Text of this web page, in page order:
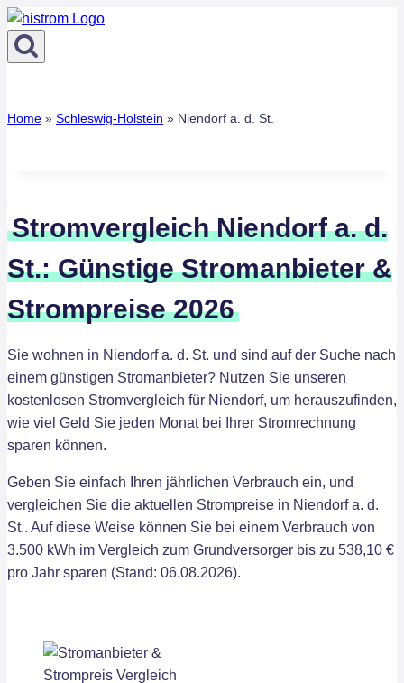
Zum
Inhalt
springen
Home » Schleswig-Holstein » Niendorf a. d. St.
Stromvergleich Niendorf a. d.
St.: Günstige Stromanbieter &
Strompreise 2026
Sie wohnen in Niendorf a. d. St. und sind auf der Suche nach
einem günstigen Stromanbieter? Nutzen Sie unseren
kostenlosen Stromvergleich für Niendorf, um herauszufinden,
wie viel Geld Sie jeden Monat bei Ihrer Stromrechnung
sparen können.
Geben Sie einfach Ihren jährlichen Verbrauch ein, und
vergleichen Sie die aktuellen Strompreise in Niendorf a. d.
St.. Auf diese Weise können Sie bei einem Verbrauch von
3.500 kWh im Vergleich zum Grundversorger bis zu 538,10 €
pro Jahr sparen (Stand: 06.08.2026).